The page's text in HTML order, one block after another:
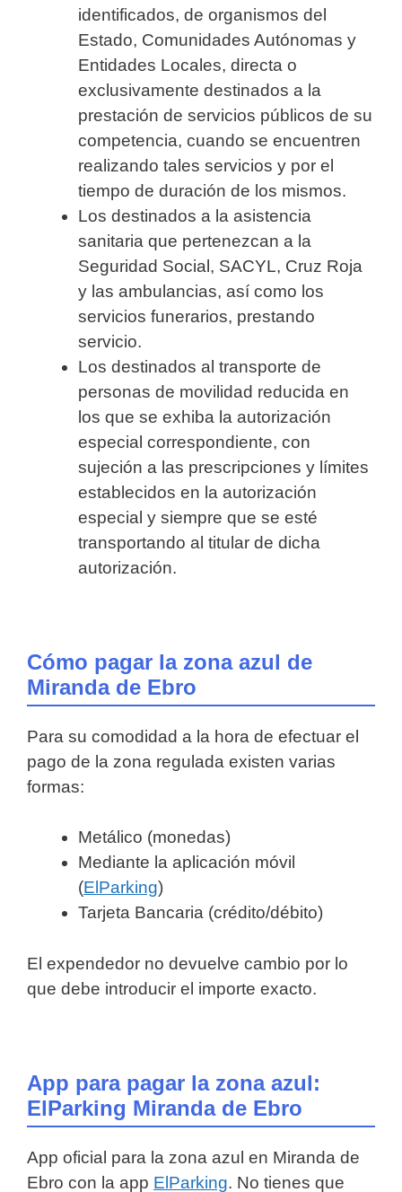
identificados, de organismos del
Estado, Comunidades Autónomas y
Entidades Locales, directa o
exclusivamente destinados a la
prestación de servicios públicos de su
competencia, cuando se encuentren
realizando tales servicios y por el
tiempo de duración de los mismos.
Los destinados a la asistencia
sanitaria que pertenezcan a la
Seguridad Social, SACYL, Cruz Roja
y las ambulancias, así como los
servicios funerarios, prestando
servicio.
Los destinados al transporte de
personas de movilidad reducida en
los que se exhiba la autorización
especial correspondiente, con
sujeción a las prescripciones y límites
establecidos en la autorización
especial y siempre que se esté
transportando al titular de dicha
autorización.
Cómo pagar la zona azul de
Miranda de Ebro
Para su comodidad a la hora de efectuar el
pago de la zona regulada existen varias
formas:
Metálico (monedas)
Mediante la aplicación móvil
(ElParking)
Tarjeta Bancaria (crédito/débito)
El expendedor no devuelve cambio por lo
que debe introducir el importe exacto.
App para pagar la zona azul:
ElParking Miranda de Ebro
App oficial para la zona azul en Miranda de
Ebro con la app ElParking. No tienes que